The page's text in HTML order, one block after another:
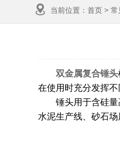
当前位置： 首页 > 常
双金属复合锤头
在使用时充分发挥
锤头用于含硅量高
水泥生产线、砂石场